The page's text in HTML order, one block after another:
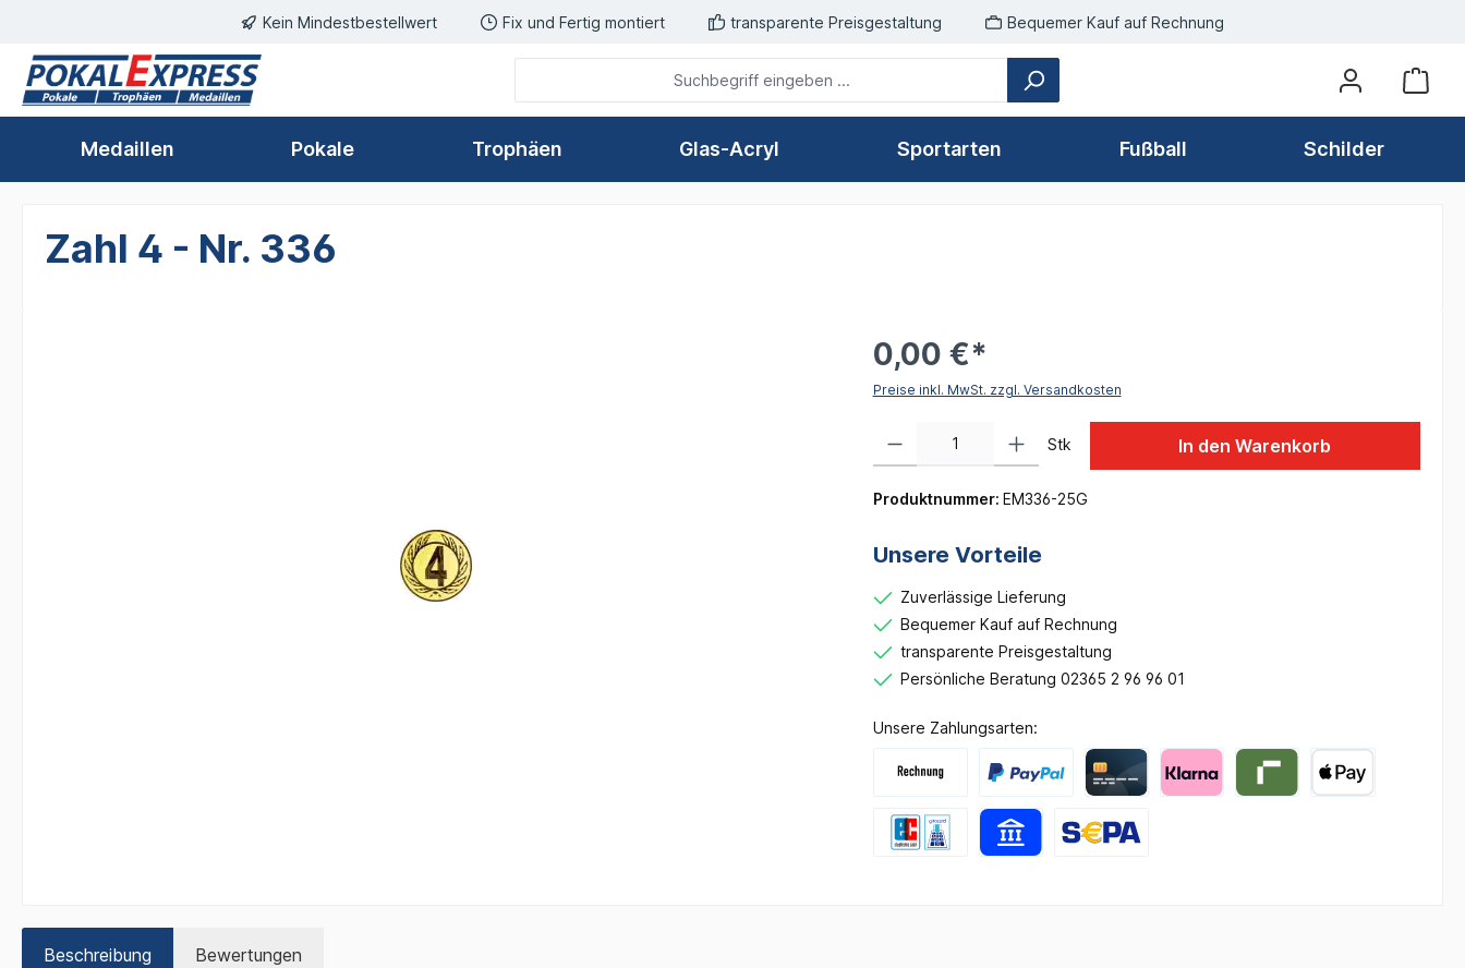
Zur Hauptnavigation springenKein Mindestbestellwert Fix und Fertig montiert transparente Preisgestaltung Bequemer Kauf auf Rechnung
Medaillen Pokale Trophäen Glas-Acryl Sportarten Fußball Schilder
Zahl 4 - Nr. 336
0,00 €*
Preise inkl. MwSt. zzgl. Versandkosten
Stk In den Warenkorb
Produktnummer: EM336-25G
Unsere Vorteile
Zuverlässige Lieferung
Bequemer Kauf auf Rechnung
transparente Preisgestaltung
Persönliche Beratung 02365 2 96 96 01
Unsere Zahlungsarten:
Beschreibung Bewertungen